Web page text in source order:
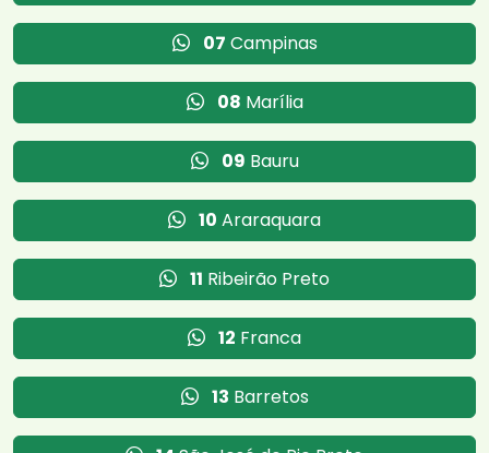
07 Campinas
08 Marília
09 Bauru
10 Araraquara
11 Ribeirão Preto
12 Franca
13 Barretos